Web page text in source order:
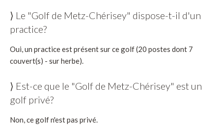
⟩ Le "Golf de Metz-Chérisey" dispose-t-il d'un
practice?
Oui, un practice est présent sur ce golf (20 postes dont 7
couvert(s) - sur herbe).
⟩ Est-ce que le "Golf de Metz-Chérisey" est un
golf privé?
Non, ce golf n'est pas privé.